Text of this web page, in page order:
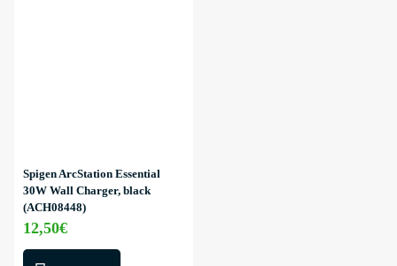
Spigen ArcStation Essential
30W Wall Charger, black
(ACH08448)
12,50€